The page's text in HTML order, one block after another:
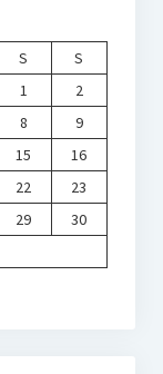
S
S
1
2
8
9
15
16
22
23
29
30